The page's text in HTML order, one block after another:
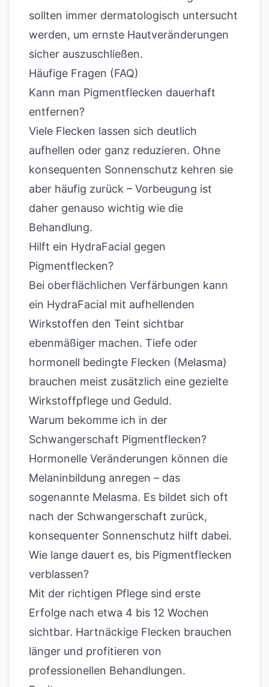
sollten immer dermatologisch untersucht
werden, um ernste Hautveränderungen
sicher auszuschließen.
Häufige Fragen (FAQ)
Kann man Pigmentflecken dauerhaft
entfernen?
Viele Flecken lassen sich deutlich
aufhellen oder ganz reduzieren. Ohne
konsequenten Sonnenschutz kehren sie
aber häufig zurück – Vorbeugung ist
daher genauso wichtig wie die
Behandlung.
Hilft ein HydraFacial gegen
Pigmentflecken?
Bei oberflächlichen Verfärbungen kann
ein HydraFacial mit aufhellenden
Wirkstoffen den Teint sichtbar
ebenmäßiger machen. Tiefe oder
hormonell bedingte Flecken (Melasma)
brauchen meist zusätzlich eine gezielte
Wirkstoffpflege und Geduld.
Warum bekomme ich in der
Schwangerschaft Pigmentflecken?
Hormonelle Veränderungen können die
Melaninbildung anregen – das
sogenannte Melasma. Es bildet sich oft
nach der Schwangerschaft zurück,
konsequenter Sonnenschutz hilft dabei.
Wie lange dauert es, bis Pigmentflecken
verblassen?
Mit der richtigen Pflege sind erste
Erfolge nach etwa 4 bis 12 Wochen
sichtbar. Hartnäckige Flecken brauchen
länger und profitieren von
professionellen Behandlungen.